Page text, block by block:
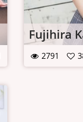
Fujihira
2791